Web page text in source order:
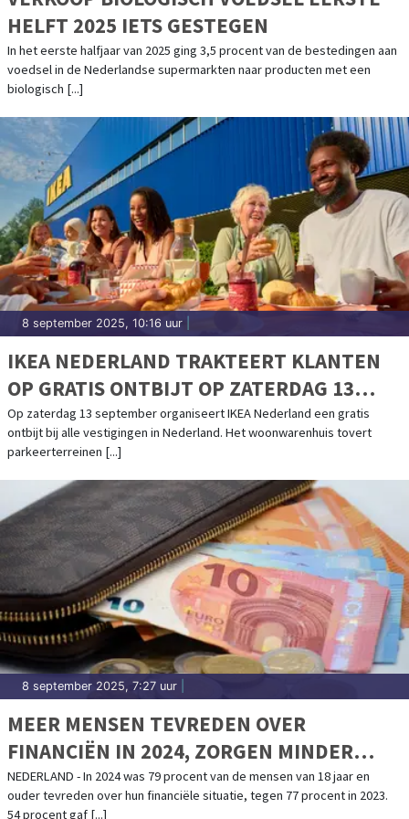
HELFT 2025 IETS GESTEGEN
In het eerste halfjaar van 2025 ging 3,5 procent van de bestedingen aan
voedsel in de Nederlandse supermarkten naar producten met een
biologisch [...]
8 september 2025, 10:16 uur
IKEA NEDERLAND TRAKTEERT KLANTEN
OP GRATIS ONTBIJT OP ZATERDAG 13
SEPTEMBER
Op zaterdag 13 september organiseert IKEA Nederland een gratis
ontbijt bij alle vestigingen in Nederland. Het woonwarenhuis tovert
parkeerterreinen [...]
8 september 2025, 7:27 uur
MEER MENSEN TEVREDEN OVER
FINANCIËN IN 2024, ZORGEN MINDER
GROOT
NEDERLAND - In 2024 was 79 procent van de mensen van 18 jaar en
ouder tevreden over hun financiële situatie, tegen 77 procent in 2023.
54 procent gaf [...]